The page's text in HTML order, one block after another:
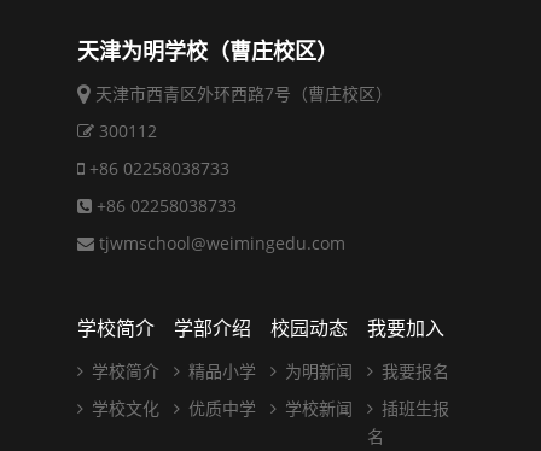
天津为明学校（曹庄校区）
天津市西青区外环西路7号（曹庄校区）
300112
+86 02258038733
+86 02258038733
tjwmschool@weimingedu.com
学校简介
学校简介
学校文化
学部介绍
精品小学
优质中学
校园动态
为明新闻
学校新闻
我要加入
我要报名
插班生报
名